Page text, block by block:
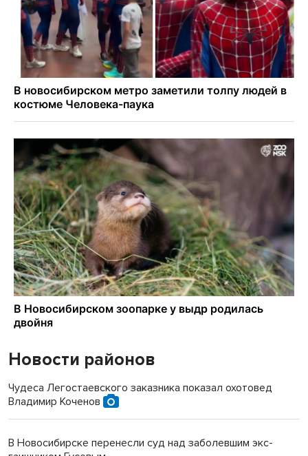
Новости районов
Чудеса Легостаевского заказника показал охотовед
Владимир Коченов
В Новосибирске перенесли суд над заболевшим экс-